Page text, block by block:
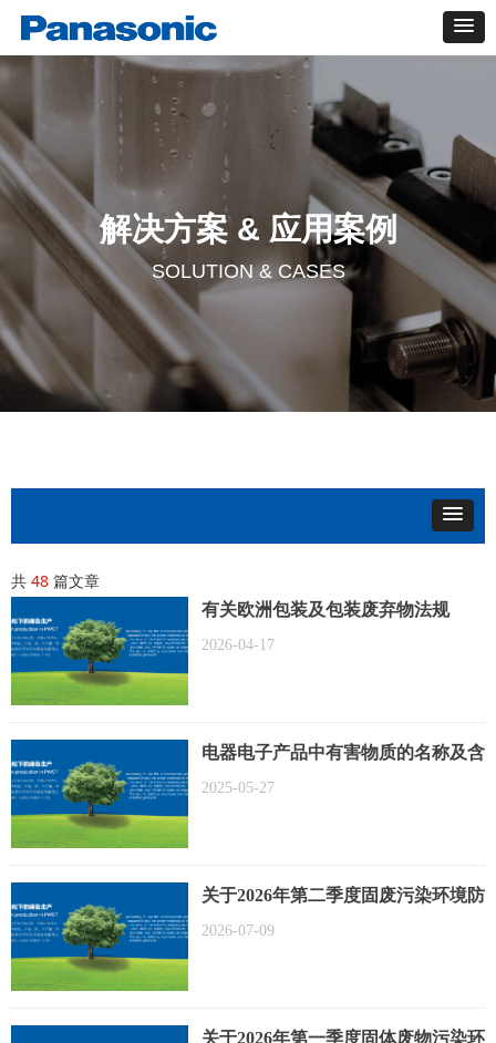
解决方案 & 应用案例
SOLUTION & CASES
共 48 篇文章
有关欧洲包装及包装废弃物法规
（PPWR）的信息
2026-04-17
电器电子产品中有害物质的名称及含
有信息表
2025-05-27
关于2026年第二季度固废污染环境防
治信息的公开
2026-07-09
关于2026年第一季度固体废物污染环